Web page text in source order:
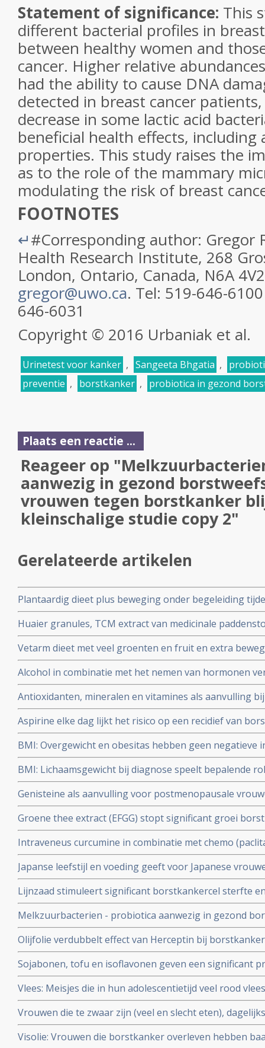
Statement of significance: This
different bacterial profiles in
between healthy women and
cancer. Higher relative
had the ability to cause DNA
detected in breast cancer patients,
decrease in some lactic acid
beneficial health effects, including
properties. This study raises the
as to the role of the mammary
modulating the risk of breast
FOOTNOTES
↵#Corresponding author: Gregor
Health Research Institute, 268
London, Ontario, Canada, N6A 4V2
gregor@uwo.ca. Tel: 519-646-6100
646-6031
Copyright © 2016 Urbaniak et al.
Urinetest voor kanker , Sangeeta Bhgatia ,
preventie , borstkanker , probiotica in gezond
Plaats een reactie ...
Reageer op
aanwezig in gezond
vrouwen tegen borstkanker
kleinschalige studie copy 2"
Gerelateerde artikelen
Plantaardig dieet plus beweging onder begeleiding
bij operabele borstkankerpatienten stadium I tot III 25
remissies in vergelijking met beste zorg
Huaier granules, TCM extract van medicinale
chemotherapie voor borstkanker triple negatief
procent voor stadium III patienten
Vetarm dieet met veel groenten en fruit en extra
overlijden aan borstkanker binnen 15 jaar na de
met standaard voedingspatroon.
Alcohol in combinatie met het nemen van hormonen
borstkanker nog een keer extra dan alleen door
Antioxidanten, mineralen en vitamines als aanvulling
Aspirine elke dag lijkt het risico op een recidief van
retropostpectieve studie. Artikel geplaatst 3 maart 2010
BMI: Overgewicht en obesitas hebben geen negatieve
vrouwen met hormoongevoelige vormen van
gebruikten
BMI: Lichaamsgewicht bij diagnose speelt bepalende
borstkankerpatiënten vooral voor vroege borstkanker
Genisteine als aanvulling voor postmenopausale
botdichtheid en beschermt tegen botverlies, aldus
studie en lijkt belangrijk voor borstkankerpatiënten
Groene thee extract (EFGG) stopt significant groei
gerandomiseerde dierstudies.
Intraveneus curcumine in combinatie met chemo
met uitgezaaide borstkanker geeft betere respons
welbevinden in vergelijking met een placebo na 12
Japanse leefstijl en voeding geeft voor Japanese
grotere overlevingskans (10 jaar) in vergelijking met
rapport toegevoegd.
Lijnzaad stimuleert significant borstkankercel sterfte
effect op borsttumormarkers, blijkt uit kleinschalige
gerandomiseerde dubbelblinde placebo
Melkzuurbacterien - probiotica aanwezig in gezond
tegen borstkanker blijkt uit kleinschalige studie copy 2
Olijfolie verdubbelt effect van Herceptin bij
van borstkanker.
Sojabonen, tofu en isoflavonen geven een significant
van krijgen van borstkanker bij vrouwen in de
Vlees: Meisjes die in hun adolescentietijd veel rood
vergroot risico op het krijgen van borstkanker voor de
Vrouwen die te zwaar zijn (veel en slecht eten),
hebben sterk verhoogde kans op recidief van
tweede borst.
Visolie: Vrouwen die borstkanker overleven hebben